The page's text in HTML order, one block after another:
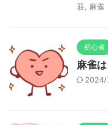
荘 麻雀
初心者
麻雀